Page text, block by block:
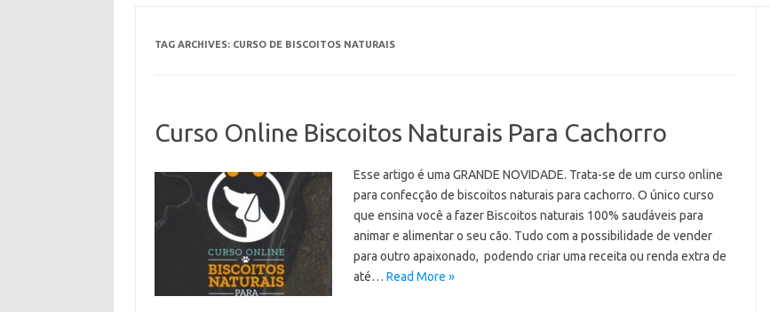
TAG ARCHIVES: CURSO DE BISCOITOS NATURAIS
Curso Online Biscoitos Naturais Para Cachorro
Esse artigo é uma GRANDE NOVIDADE. Trata-se de um curso online
para confecção de biscoitos naturais para cachorro. O único curso
que ensina você a fazer Biscoitos naturais 100% saudáveis ​​para
animar e alimentar o seu cão. Tudo com a possibilidade de vender
para outro apaixonado, podendo criar uma receita ou renda extra de
até… Read More »